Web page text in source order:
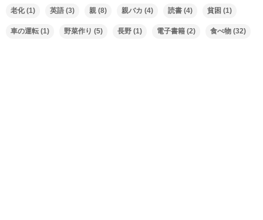
老化(1) 英語 (3) 親 (8) 親バカ (4) 読書 (4) 貧困 (1)
車の運転 (1) 野菜作り (5) 長野 (1) 電子書籍 (2) 食べ物 (32)